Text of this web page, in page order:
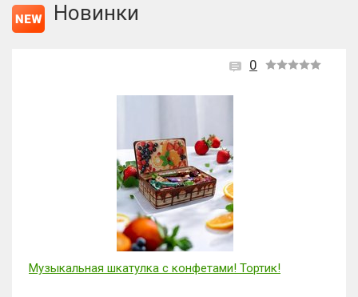
Новинки
0
Музыкальная шкатулка с конфетами! Тортик!